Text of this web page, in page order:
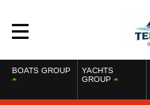
BOATS GROUP
YACHTS
GROUP